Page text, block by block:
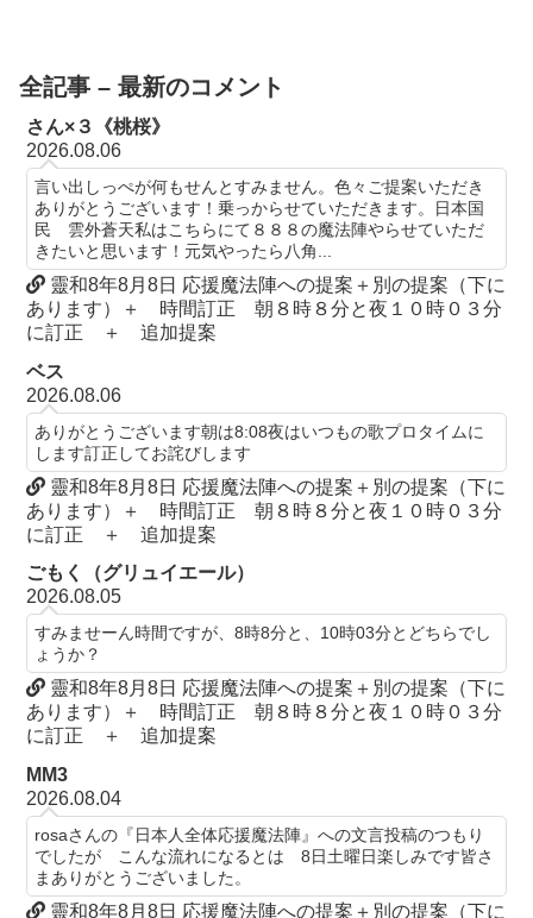
全記事 – 最新のコメント
さん×３《桃桜》
2026.08.06
言い出しっぺが何もせんとすみません。色々ご提案いただき
ありがとうございます！乗っからせていただきます。日本国
民 雲外蒼天私はこちらにて８８８の魔法陣やらせていただ
きたいと思います！元気やったら八角...
靈和8年8月8日 応援魔法陣への提案＋別の提案（下に
あります）＋ 時間訂正 朝８時８分と夜１０時０３分
に訂正 ＋ 追加提案
ベス
2026.08.06
ありがとうございます朝は8:08夜はいつもの歌プロタイムに
します訂正してお詫びします
靈和8年8月8日 応援魔法陣への提案＋別の提案（下に
あります）＋ 時間訂正 朝８時８分と夜１０時０３分
に訂正 ＋ 追加提案
ごもく（グリュイエール）
2026.08.05
すみませーん時間ですが、8時8分と、10時03分とどちらでし
ょうか？
靈和8年8月8日 応援魔法陣への提案＋別の提案（下に
あります）＋ 時間訂正 朝８時８分と夜１０時０３分
に訂正 ＋ 追加提案
MM3
2026.08.04
rosaさんの『日本人全体応援魔法陣』への文言投稿のつもり
でしたが こんな流れになるとは 8日土曜日楽しみです皆さ
まありがとうございました。
靈和8年8月8日 応援魔法陣への提案＋別の提案（下に